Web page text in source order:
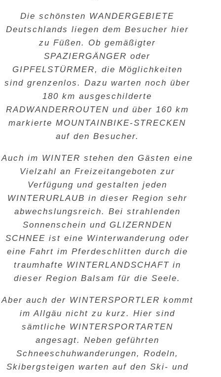
Die schönsten WANDERGEBIETE
Deutschlands liegen dem Besucher hier
zu Füßen. Ob gemäßigter
SPAZIERGÄNGER oder
GIPFELSTÜRMER, die Möglichkeiten
sind grenzenlos. Dazu warten noch über
180 km ausgeschilderte
RADWANDERROUTEN und über 160 km
markierteMOUNTAINBIKE-STRECKEN
auf den Besucher.
Auch im WINTER stehen den Gästen eine
Vielzahl an Freizeitangeboten zur
Verfügung und gestalten jeden
WINTERURLAUB in dieser Region sehr
abwechslungsreich. Bei strahlenden
Sonnenschein und GLIZERNDEN
SCHNEE ist eine Winterwanderung oder
eine Fahrt im Pferdeschlitten durch die
traumhafte WINTERLANDSCHAFT in
dieser Region Balsam für die Seele.
Aber auch der WINTERSPORTLER kommt
im Allgäu nicht zu kurz. Hier sind
sämtliche WINTERSPORTARTEN
angesagt. Neben geführten
Schneeschuhwanderungen, Rodeln,
Skibergsteigen warten auf den Ski- und